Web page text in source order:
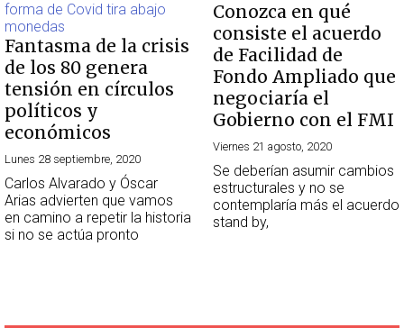
Fantasma de la crisis
de los 80 genera
tensión en círculos
políticos y
económicos
Lunes 28 septiembre, 2020
Carlos Alvarado y Óscar
Arias advierten que vamos
en camino a repetir la historia
si no se actúa pronto
Conozca en qué
consiste el acuerdo
de Facilidad de
Fondo Ampliado que
negociaría el
Gobierno con el FMI
Viernes 21 agosto, 2020
Se deberían asumir cambios
estructurales y no se
contemplaría más el acuerdo
stand by,